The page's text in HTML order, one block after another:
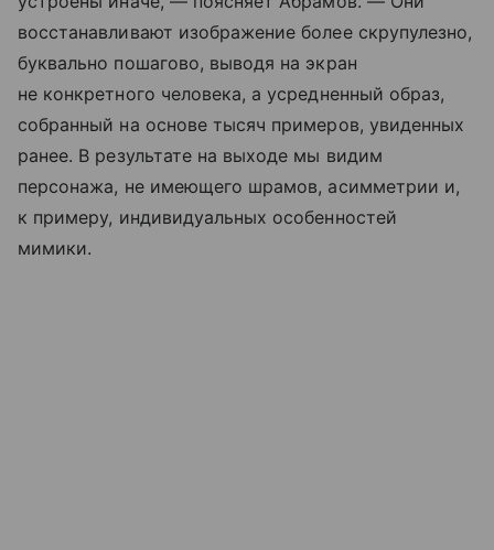
восстанавливают изображение более скрупулезно,
буквально пошагово, выводя на экран
не конкретного человека, а усредненный образ,
собранный на основе тысяч примеров, увиденных
ранее. В результате на выходе мы видим
персонажа, не имеющего шрамов, асимметрии и,
к примеру, индивидуальных особенностей
мимики.